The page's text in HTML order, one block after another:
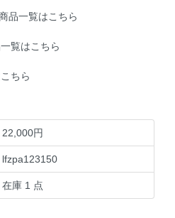
一覧はこちら
覧はこちら
ちら
22,000円
lfzpa123150
在庫 1 点